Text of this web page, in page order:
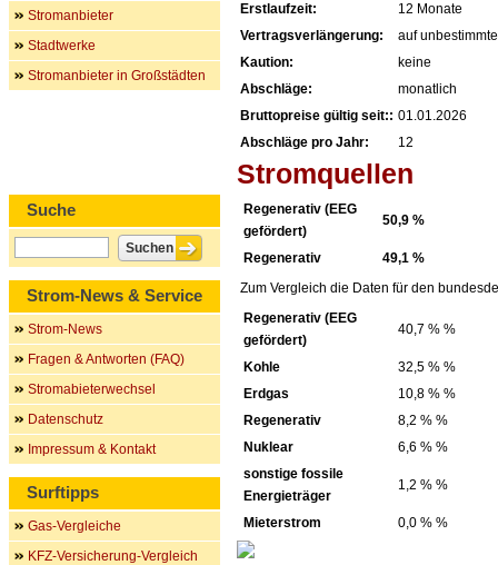
Erstlaufzeit:
12 Monate
Vertragsverlängerung:
auf
Kaution:
keine
Abschläge:
monatlich
Bruttopreise gültig seit:: 01.01.2026
Abschläge pro Jahr:
12
Stromquellen
Regenerativ (EEG
gefördert)
50,9 %
Regenerativ
49,1 %
Zum Vergleich die Daten für den
Regenerativ (EEG
gefördert)
40,7 % %
Kohle
32,5 % %
Erdgas
10,8 % %
Regenerativ
8,2 % %
Nuklear
6,6 % %
sonstige fossile
Energieträger
1,2 % %
Mieterstrom 0,0 % %
Stromanbieter
Stadtwerke
Stromanbieter in Großstädten
Suche
Strom-News & Service
Strom-News
Fragen & Antworten (FAQ)
Stromabieterwechsel
Datenschutz
Impressum & Kontakt
Surftipps
Gas-Vergleiche
KFZ-Versicherung-Vergleich